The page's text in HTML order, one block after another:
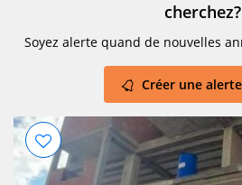
cherchez?
Soyez alerte quand de nouvelles
Créer une